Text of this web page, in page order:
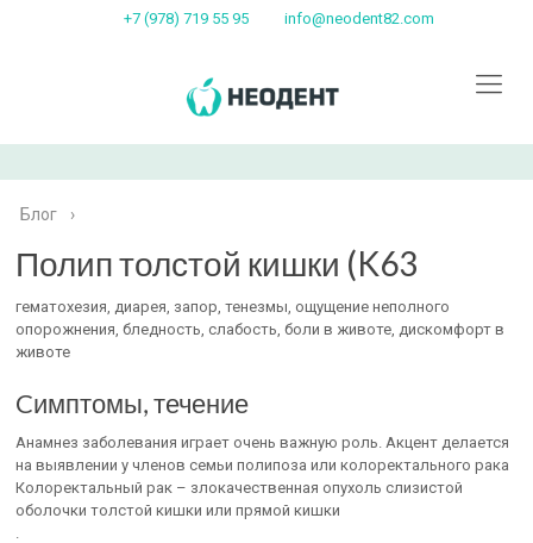
+7 (978) 719 55 95 info@neodent82.com
Блог ›
Полип толстой кишки (K63
гематохезия, диарея, запор, тенезмы, ощущение неполного
опорожнения, бледность, слабость, боли в животе, дискомфорт в
животе
Cимптомы, течение
Анамнез заболевания играет очень важную роль. Акцент делается
на выявлении у членов семьи полипоза или колоректального рака
Колоректальный рак – злокачественная опухоль слизистой
оболочки толстой кишки или прямой кишки
.